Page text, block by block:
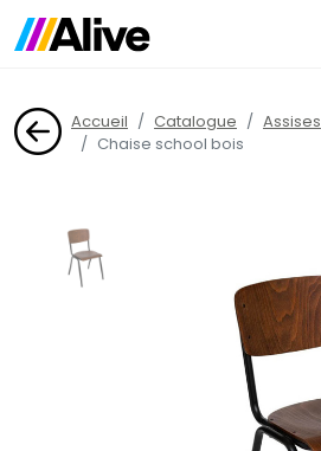
Accueil Catalogue Assises
Chaise school bois